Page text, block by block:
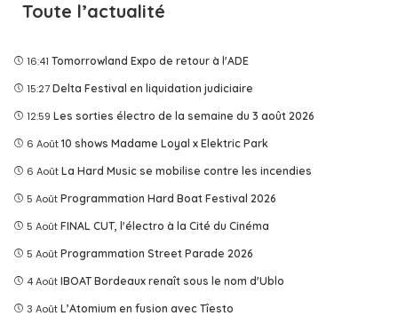
Toute l’actualité
16:41 Tomorrowland Expo de retour à l'ADE
15:27 Delta Festival en liquidation judiciaire
12:59 Les sorties électro de la semaine du 3 août 2026
6 Août 10 shows Madame Loyal x Elektric Park
6 Août La Hard Music se mobilise contre les incendies
5 Août Programmation Hard Boat Festival 2026
5 Août FINAL CUT, l'électro à la Cité du Cinéma
5 Août Programmation Street Parade 2026
4 Août IBOAT Bordeaux renaît sous le nom d'Ublo
3 Août L’Atomium en fusion avec Tîesto